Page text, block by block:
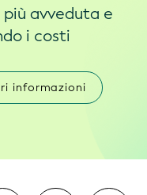
avveduta e
i costi
informazioni